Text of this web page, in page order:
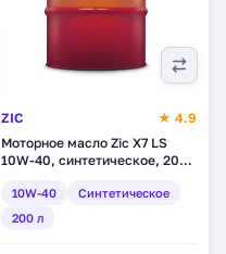
ZIC
★ 4.9
Моторное масло Zic X7 LS
10W-40, синтетическое, 200
10W-40
Синтетическое
200 л